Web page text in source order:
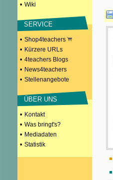
• Wiki
SERVICE
• Shop4teachers
• Kürzere URLs
• 4teachers Blogs
• News4teachers
• Stellenangebote
ÜBER UNS
• Kontakt
• Was bringt's?
• Mediadaten
• Statistik